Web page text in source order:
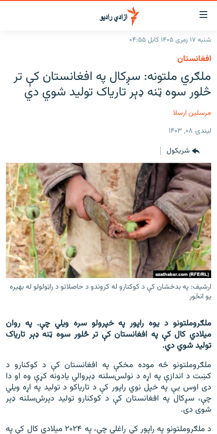
د
لاسرسۍ
وړ
لېنکونه
متن
ته
اصلي
ته
لټون
پاڼې
ته
مراجعه
راپورونه
افغانستان
خبرونه
مرکې
اونیزې خپرونې
انځوریزه برخه
ورزش
د کډوالۍ بحران
'کووېډ-۱۹'
اړیکه
دري پاڼه
Azadi English
راسره ملګري شئ
د ازادې اروپا/ ازادي راډيو ټولې پاڼې
شنبه ۱۷ زمری ۱۴۰۵ کابل ۰۴:۵۵
افغانستان
ملګري ملتونه: سږکال په افغانستان کې تر
څلور سوه ټنه ډېر تاریاک تولید شوي دي
مرسلین ارسلا
لیندۍ ۰۸, ۱۴۰۳
شريکول
ارشیف: په بدخشان کې د کوکنارو له کروندو د حاصلاتو د راټولولو له بهیره
یو انځور
ملګروملتونو د یوه راپور په خپرولو سره ویلي چې. په روان
میلادي کال کې په افغانستان کې تر څلور سوه ټنه ډېر تاریاک
تولید شوي دي.
ملګروملتونو څه موده مخکې په افغانستان کې د کوکنارو د
کښت د اندازې په اړه د نولس‌سلنه ډېروالي یادونه کړې وه او دا
دی اوس یې په خپل نوي راپور کې د تاریاکو د تولید په اړه ويلي
چې، سږکال په افغانستان کې د کوکنارو تولید دېرش‌سلنه ډېر
شوی دی.
د ملګروملتونو په راپور کې راغلي چې، په ۲۰۲۴ میلادي کال کې په